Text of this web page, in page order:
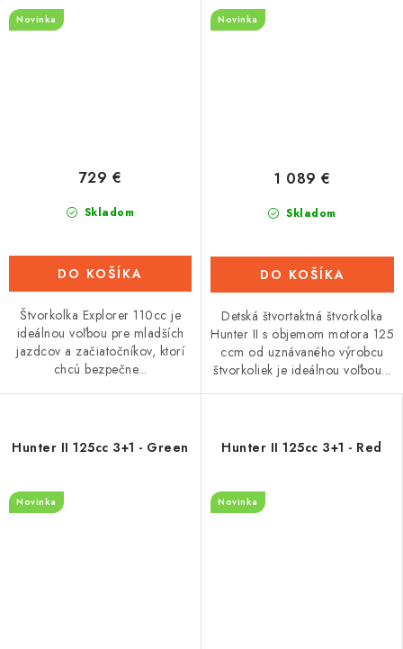
Novinka
Skladom
729 €
DO KOŠÍKA
Štvorkolka Explorer 110cc je
ideálnou voľbou pre mladších
jazdcov a začiatočníkov, ktorí
chcú bezpečne...
Novinka
Skladom
1 089 €
DO KOŠÍKA
Detská štvortaktná štvorkolka
Hunter II s objemom motora 125
ccm od uznávaného výrobcu
štvorkoliek je ideálnou voľbou...
Hunter II 125cc 3+1 - Green
Novinka
Hunter II 125cc 3+1 - Red
Novinka